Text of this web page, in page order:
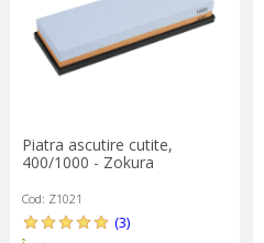
Piatra ascutire cutite,
400/1000 - Zokura
Cod: Z1021
(3)